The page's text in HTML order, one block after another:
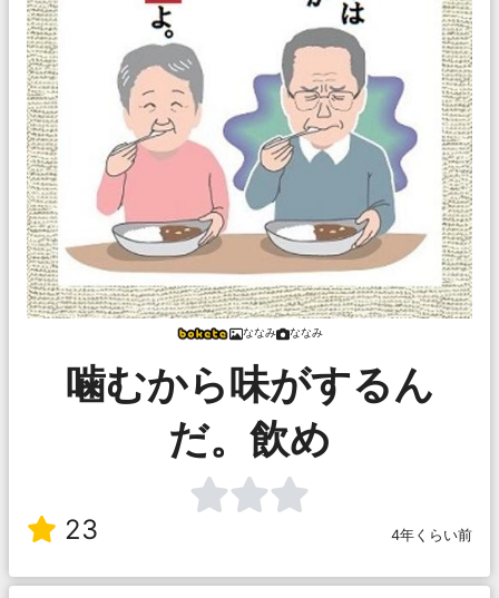
ななみ ななみ
噛むから味がするん
だ。飲め
23 4年くらい前